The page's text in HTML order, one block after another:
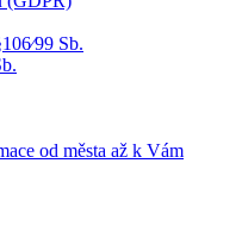
Sb.
od města až k Vám